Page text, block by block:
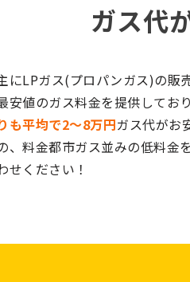
ガス代
にLPガス(プロパンガス)の販
安値のガス料金を提供してお
も平均で2〜8万円ガス代がお
、料金都市ガス並みの低料金
せください！